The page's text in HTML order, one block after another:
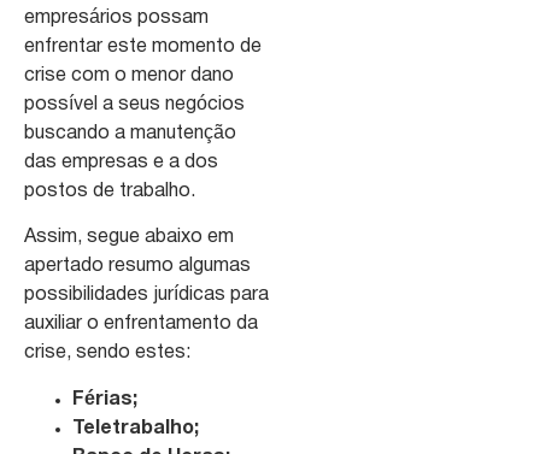
empresários possam
enfrentar este momento de
crise com o menor dano
possível a seus negócios
buscando a manutenção
das empresas e a dos
postos de trabalho.
Assim, segue abaixo em
apertado resumo algumas
possibilidades jurídicas para
auxiliar o enfrentamento da
crise, sendo estes:
Férias;
Teletrabalho;